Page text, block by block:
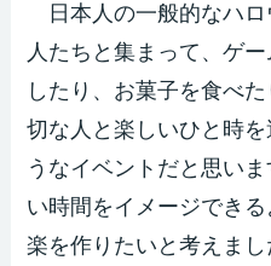
日本人の一般的なハロ
人たちと集まって、ゲ
したり、お菓子を食べ
切な人と楽しいひと時
うなイベントだと思い
い時間をイメージでき
楽を作りたいと考えまし